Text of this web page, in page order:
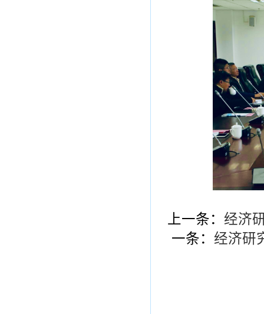
上一条： 经济
一条： 经济研